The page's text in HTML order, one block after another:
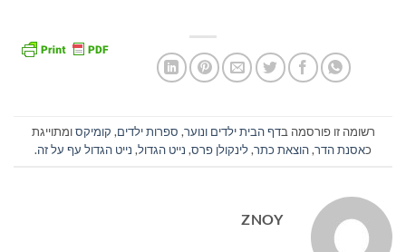
רשומה זו פורסמה בדף הבית ילדים ונוער, ספרות ילדים, קומיקסומתוייגת
כאסנת הדר,הוצאת כתר,לינקולן פרס, נייט הגדול, נייט הגדול עף על זה.
ZNOY